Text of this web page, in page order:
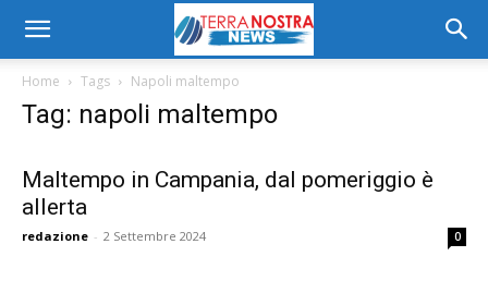
Home Tags Napoli maltempo
Tag: napoli maltempo
Maltempo in Campania, dal pomeriggio è
allerta
redazione - 2 Settembre 2024 0